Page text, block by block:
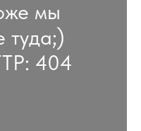
мы
туда;)
404